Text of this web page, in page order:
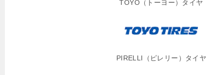
TOYO（トーヨー）タイヤ
PIRELLI（ピレリー）タイヤ